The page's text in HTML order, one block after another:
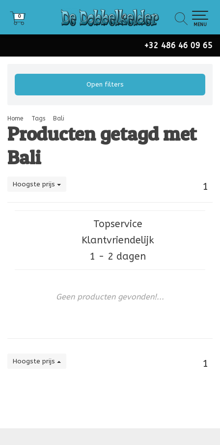
+32 486 46 09 65
0
0
MENU
Open filters
Home Tags Bali
Producten getagd met
Bali
Hoogste prijs 1
Topservice
Klantvriendelijk
1 - 2 dagen
Geen producten gevonden!...
Hoogste prijs 1